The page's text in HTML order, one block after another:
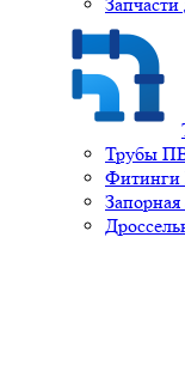
Трубы
Фитинги